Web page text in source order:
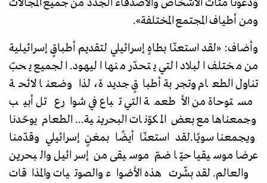
ومن أطياف المجتمع المختلفة»
.
وأضاف: «لقد استعنّا بطاهٍ إسرائيلي لتقديم أطباقٍ إسرائيلية
من مختلف البلاد التي يتحدّر منها اليهود. الجميع يحبّ
تناول الطعام وتجربة أطباقٍ جديدة، لذا وضعنا لائحة
مستوحاة من الأطعمة التي تباع في شوارع تل أبيب
وجمعناها مع بعض المكوّنات البحرينية... الطعام يوحّدنا
ويجمعنا سويًا.لقد استعنّا أيضًا بمغنٍ إسرائيلي وقدّمنا
عرضا موسيقيا حيّا ضمّ موسيقى من إسرائيل والبحرين
والعالم. لقد بشّرت هذه الأضواء والصوتيات والمذاقات